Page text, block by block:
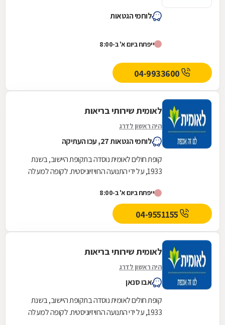
לוחמי הגטאות
ייפתח ביום א' ב-8:00
04-9933600
לאומית שירותי בריאות
היה ראשון לדרג
לוחמי הגטאות 27, עכו העתיקה
קופת חולים לאומית נוסדה בתקופת היישוב, בשנת
1933, על ידי התנועה הרוויזיוניסטית. לקופה למעלה
אחת...ייפתח ביום א' ב-8:00
04-9551155
לאומית שירותי בריאות
היה ראשון לדרג
אבו סנאן
קופת חולים לאומית נוסדה בתקופת היישוב, בשנת
1933, על ידי התנועה הרוויזיוניסטית. לקופה למעלה